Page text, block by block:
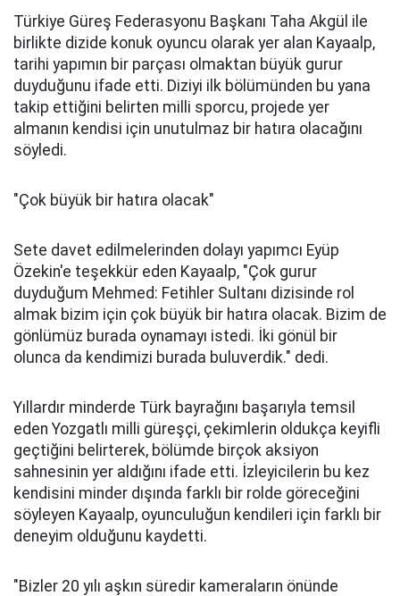
Türkiye Güreş Federasyonu Başkanı Taha Akgül ile
birlikte dizide konuk oyuncu olarak yer alan Kayaalp,
tarihi yapımın bir parçası olmaktan büyük gurur
duyduğunu ifade etti. Diziyi ilk bölümünden bu yana
takip ettiğini belirten milli sporcu, projede yer
almanın kendisi için unutulmaz bir hatıra olacağını
söyledi.
"Çok büyük bir hatıra olacak"
Sete davet edilmelerinden dolayı yapımcı Eyüp
Özekin'e teşekkür eden Kayaalp, "Çok gurur
duyduğum Mehmed: Fetihler Sultanı dizisinde rol
almak bizim için çok büyük bir hatıra olacak. Bizim de
gönlümüz burada oynamayı istedi. İki gönül bir
olunca da kendimizi burada buluverdik." dedi.
Yıllardır minderde Türk bayrağını başarıyla temsil
eden Yozgatlı milli güreşçi, çekimlerin oldukça keyifli
geçtiğini belirterek, bölümde birçok aksiyon
sahnesinin yer aldığını ifade etti. İzleyicilerin bu kez
kendisini minder dışında farklı bir rolde göreceğini
söyleyen Kayaalp, oyunculuğun kendileri için farklı bir
deneyim olduğunu kaydetti.
"Bizler 20 yılı aşkın süredir kameraların önünde